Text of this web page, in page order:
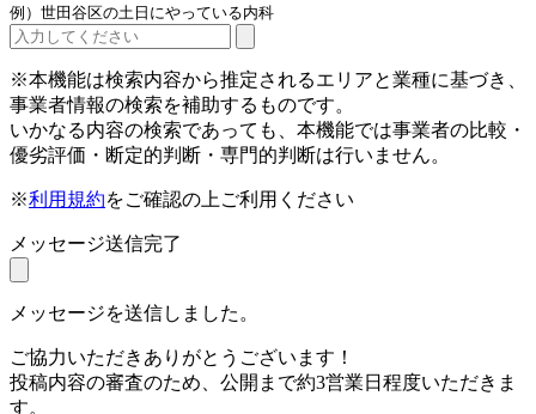
例）世田谷区の土日にやっている内科
※本機能は検索内容から推定されるエリアと業種に基づき、
事業者情報の検索を補助するものです。
いかなる内容の検索であっても、本機能では事業者の比較・
優劣評価・断定的判断・専門的判断は行いません。
※利用規約をご確認の上ご利用ください
メッセージ送信完了
メッセージを送信しました。
ご協力いただきありがとうございます！
投稿内容の審査のため、公開まで約3営業日程度いただきま
す。